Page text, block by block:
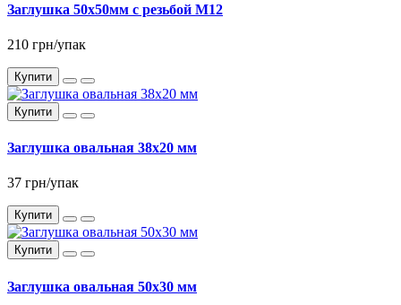
Заглушка 50x50мм с резьбой М12
210 грн/упак
Купити
Купити
Заглушка овальная 38x20 мм
37 грн/упак
Купити
Купити
Заглушка овальная 50x30 мм